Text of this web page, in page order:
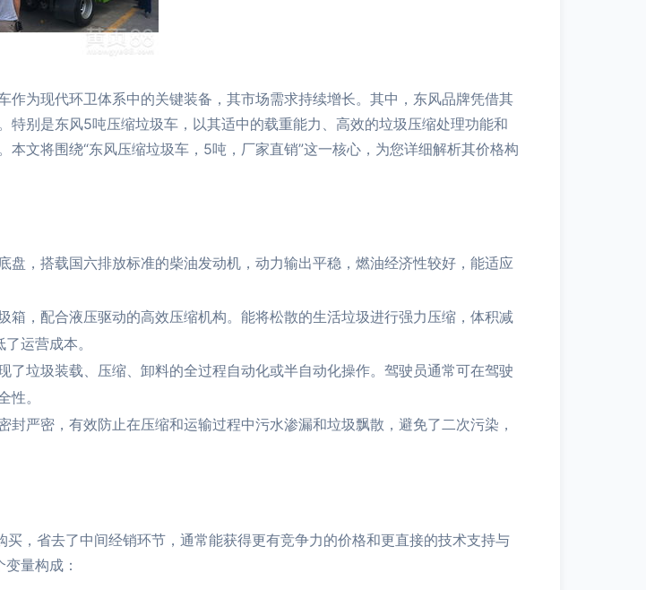
为现代环卫体系中的关键装备，其市场需求持续增长。其中，东风品牌凭借其
别是东风5吨压缩垃圾车，以其适中的载重能力、高效的垃圾压缩处理功能和
文将围绕“东风压缩垃圾车，5吨，厂家直销”这一核心，为您详细解析其价格构
盘，搭载国六排放标准的柴油发动机，动力输出平稳，燃油经济性较好，能适应
箱，配合液压驱动的高效压缩机构。能将松散的生活垃圾进行强力压缩，体积减
运营成本。
了垃圾装载、压缩、卸料的全过程自动化或半自动化操作。驾驶员通常可在驾驶
。
封严密，有效防止在压缩和运输过程中污水渗漏和垃圾飘散，避免了二次污染，
，省去了中间经销环节，通常能获得更有竞争力的价格和更直接的技术支持与
量构成：